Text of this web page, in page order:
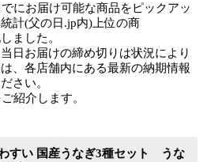
にお届け可能な商品をピックアッ
計(父の日.jp内)上位の商
ました。
日お届けの締め切りは状況により
、各店舗内にある最新の納期情報
さい。
紹介します。
わすい 国産うなぎ3種セット うな